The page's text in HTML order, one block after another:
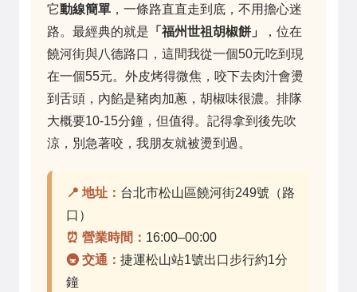
它動線簡單 ，一條路直直走到底，不用擔心迷
路。最經典的就是 「福州世祖胡椒餅」
，位在
饒河街與八德路口，這間我從一個50元吃到現
在一個55元。外皮烤得微焦，咬下去肉汁會燙
到舌頭，內餡是豬肉加蔥，胡椒味很濃。排隊
大概要10-15分鐘，但值得。記得拿到後先吹
涼，別急著咬，我朋友就被燙到過。
📍 地址： 台北市松山區饒河街249號（路
口）
⏰ 營業時間： 16:00–00:00
🚇 交通： 捷運松山站1號出口步行約1分
鐘